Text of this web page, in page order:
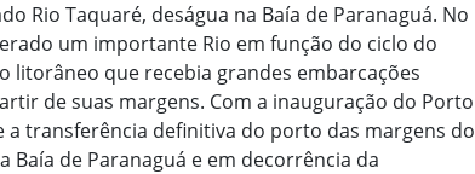
Rio Taquaré, deságua na Baía de Paranaguá. No
um importante Rio em função do ciclo do
litorâneo que recebia grandes embarcações
de suas margens. Com a inauguração do Porto
a transferência definitiva do porto das margens do
Baía de Paranaguá e em decorrência da